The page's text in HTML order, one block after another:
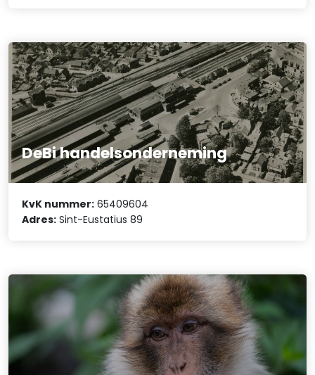
DeBi handelsonderneming
KvK nummer: 65409604
Adres: Sint-Eustatius 89